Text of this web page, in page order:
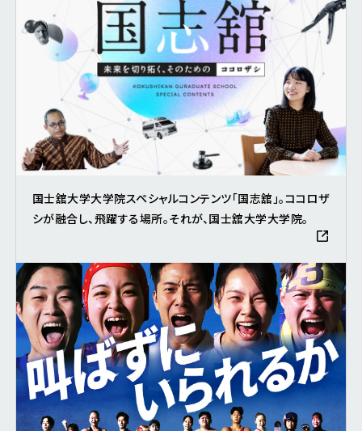
国士舘大学大学院スペシャルコンテンツ「国志舘」。ココロザ
シが融合し、飛躍する場所。それが、国士舘大学大学院。